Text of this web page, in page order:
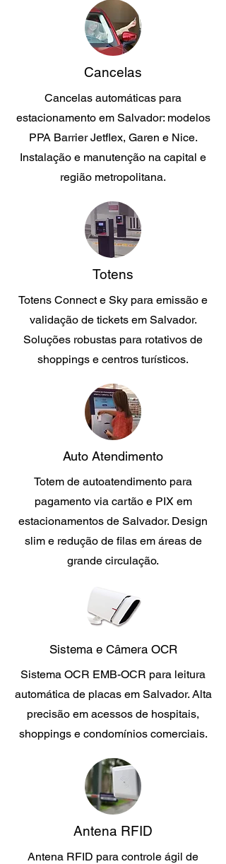
Cancelas
Cancelas automáticas para
estacionamento em Salvador: modelos
PPA Barrier Jetflex, Garen e Nice.
Instalação e manutenção na capital e
região metropolitana.
Totens
Totens Connect e Sky para emissão e
validação de tickets em Salvador.
Soluções robustas para rotativos de
shoppings e centros turísticos.
Auto Atendimento
Totem de autoatendimento para
pagamento via cartão e PIX em
estacionamentos de Salvador. Design
slim e redução de filas em áreas de
grande circulação.
Sistema e Câmera OCR
Sistema OCR EMB-OCR para leitura
automática de placas em Salvador. Alta
precisão em acessos de hospitais,
shoppings e condomínios comerciais.
Antena RFID
Antena RFID para controle ágil de